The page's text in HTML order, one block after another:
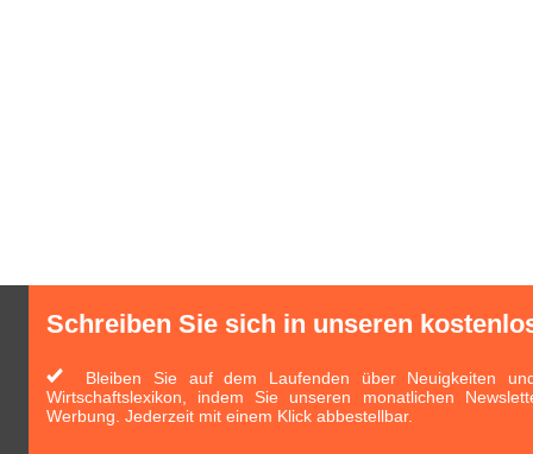
Schreiben Sie sich in unseren
Bleiben Sie auf dem Laufenden über Neuigkeiten
Wirtschaftslexikon, indem Sie unseren monatlichen
Werbung. Jederzeit mit einem Klick abbestellbar.